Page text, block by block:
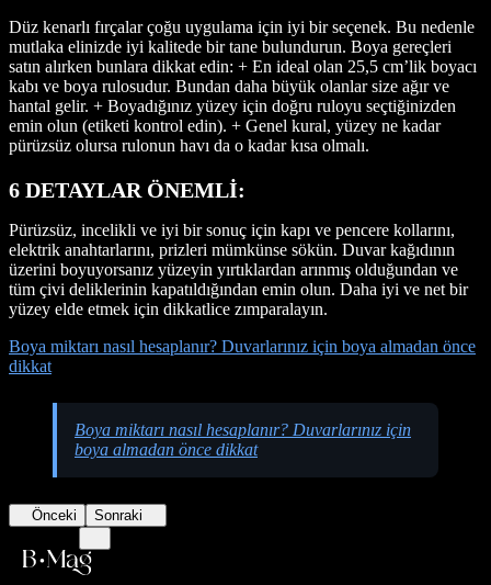
Düz kenarlı fırçalar çoğu uygulama için iyi bir seçenek. Bu nedenle
mutlaka elinizde iyi kalitede bir tane bulundurun. Boya gereçleri
satın alırken bunlara dikkat edin: + En ideal olan 25,5 cm’lik boyacı
kabı ve boya rulosudur. Bundan daha büyük olanlar size ağır ve
hantal gelir. + Boyadığınız yüzey için doğru ruloyu seçtiğinizden
emin olun (etiketi kontrol edin). + Genel kural, yüzey ne kadar
pürüzsüz olursa rulonun havı da o kadar kısa olmalı.
6 DETAYLAR ÖNEMLİ:
Pürüzsüz, incelikli ve iyi bir sonuç için kapı ve pencere kollarını,
elektrik anahtarlarını, prizleri mümkünse sökün. Duvar kağıdının
üzerini boyuyorsanız yüzeyin yırtıklardan arınmış olduğundan ve
tüm çivi deliklerinin kapatıldığından emin olun. Daha iyi ve net bir
yüzey elde etmek için dikkatlice zımparalayın.
Boya miktarı nasıl hesaplanır? Duvarlarınız için boya almadan önce
dikkat
Boya miktarı nasıl hesaplanır? Duvarlarınız için
boya almadan önce dikkat
Önceki Sonraki